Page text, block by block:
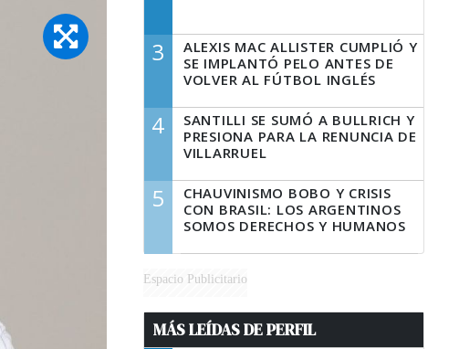
3
ALEXIS MAC ALLISTER CUMPLIÓ Y
SE IMPLANTÓ PELO ANTES DE
VOLVER AL FÚTBOL INGLÉS
4
SANTILLI SE SUMÓ A BULLRICH Y
PRESIONA PARA LA RENUNCIA DE
VILLARRUEL
5
CHAUVINISMO BOBO Y CRISIS
CON BRASIL: LOS ARGENTINOS
SOMOS DERECHOS Y HUMANOS
Espacio Publicitario
MÁS LEÍDAS DE PERFIL